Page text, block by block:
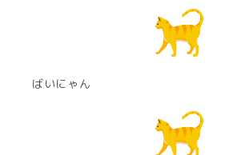
ばいにゃん